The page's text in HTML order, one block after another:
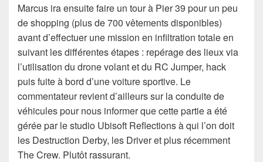
Marcus ira ensuite faire un tour à Pier 39 pour un peu
de shopping (plus de 700 vêtements disponibles)
avant d’effectuer une mission en infiltration totale en
suivant les différentes étapes : repérage des lieux via
l’utilisation du drone volant et du RC Jumper, hack
puis fuite à bord d’une voiture sportive. Le
commentateur revient d’ailleurs sur la conduite de
véhicules pour nous informer que cette partie a été
gérée par le studio Ubisoft Reflections à qui l’on doit
les Destruction Derby, les Driver et plus récemment
The Crew. Plutôt rassurant.